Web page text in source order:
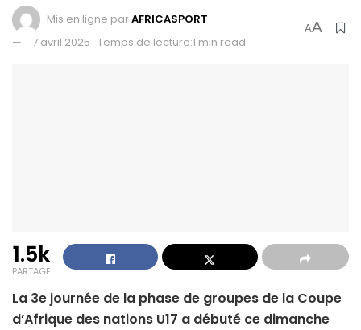
Mis en ligne parAFRICASPORT
7 avril 2025 Temps de lecture:1 min read
AA
1.5k
PARTAGE
La 3e journée de la phase de groupes de la Coupe
d’Afrique des nations U17 a débuté ce dimanche